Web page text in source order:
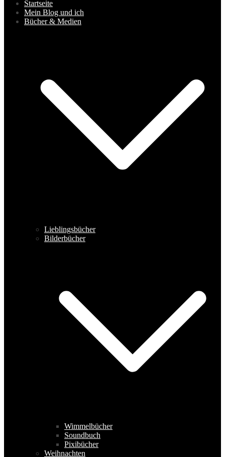
Startseite
Mein Blog und ich
Bücher & Medien
Lieblingsbücher
Bilderbücher
Wimmelbücher
Soundbuch
Pixibücher
Weihnachten